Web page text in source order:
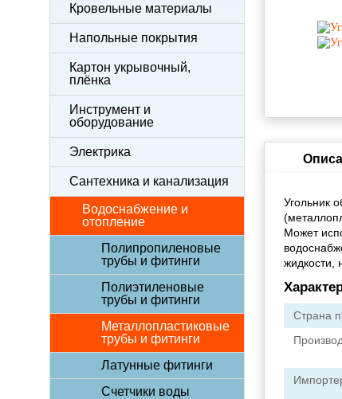
Кровельные материалы
Напольные покрытия
Картон укрывочный,
плёнка
Инструмент и
оборудование
Электрика
Сантехника и канализация
Водоснабжение и
отопление
Полипропиленовые
трубы и фитинги
Полиэтиленовые
трубы и фитинги
Металлопластиковые
трубы и фитинги
Латунные фитинги
Счетчики воды
Угольник
Может
жидкости,
Страна